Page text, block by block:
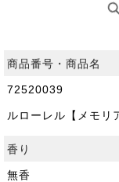
商品番号・商品名
72520039
ルローレル【メモリ
香り
無香